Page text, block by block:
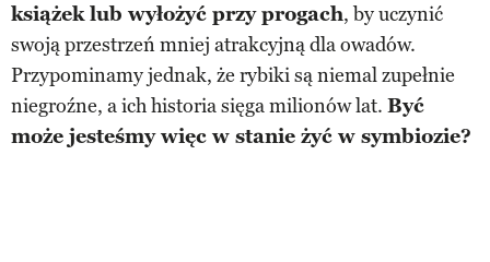
książek lub wyłożyć przy progach, by uczynić
swoją przestrzeń mniej atrakcyjną dla owadów.
Przypominamy jednak, że rybiki są niemal zupełnie
niegroźne, a ich historia sięga milionów lat. Być
może jesteśmy więc w stanie żyć w symbiozie?